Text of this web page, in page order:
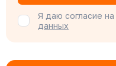
Я даю согласие на
данных